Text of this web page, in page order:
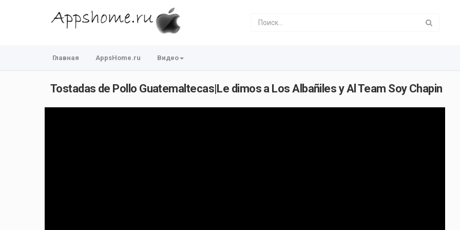
Главная AppsHome.ru Видео
Tostadas de Pollo Guatemaltecas|Le dimos a Los Albañiles y Al Team Soy Chapin